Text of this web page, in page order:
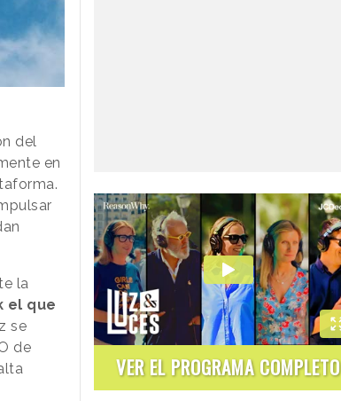
del
en
la
el que
se
de
VER EL PROGRAMA COMPLETO